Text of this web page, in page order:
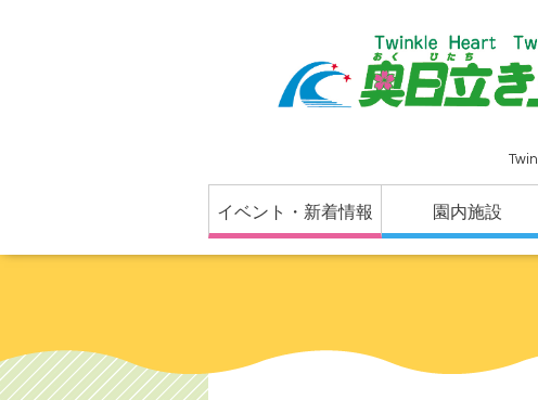
イベント・新着情報 園内施設